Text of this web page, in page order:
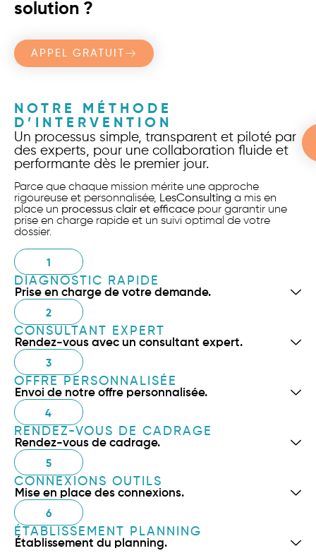
solution ?
APPEL GRATUIT
NOTRE MÉTHODE
D’INTERVENTION
Un processus simple, transparent et piloté par
des experts, pour une collaboration fluide et
performante dès le premier jour.
Parce que chaque mission mérite une approche
rigoureuse et personnalisée, LesConsulting a mis en
place un processus clair et efficace pour garantir une
prise en charge rapide et un suivi optimal de votre
dossier.
1
DIAGNOSTIC RAPIDE
Prise en charge de votre demande.
2
CONSULTANT EXPERT
Rendez-vous avec un consultant expert.
3
OFFRE PERSONNALISÉE
Envoi de notre offre personnalisée.
4
RENDEZ-VOUS DE CADRAGE
Rendez-vous de cadrage.
5
CONNEXIONS OUTILS
Mise en place des connexions.
6
ÉTABLISSEMENT PLANNING
Établissement du planning.